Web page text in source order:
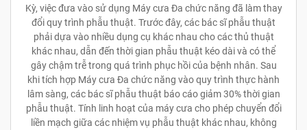
Kỳ, việc đưa vào sử dụng Máy cưa Đa chức năng đã làm thay
đổi quy trình phẫu thuật. Trước đây, các bác sĩ phẫu thuật
phải dựa vào nhiều dụng cụ khác nhau cho các thủ thuật
khác nhau, dẫn đến thời gian phẫu thuật kéo dài và có thể
gây chậm trễ trong quá trình phục hồi của bệnh nhân. Sau
khi tích hợp Máy cưa Đa chức năng vào quy trình thực hành
lâm sàng, các bác sĩ phẫu thuật báo cáo giảm 30% thời gian
phẫu thuật. Tính linh hoạt của máy cưa cho phép chuyển đổi
liền mạch giữa các nhiệm vụ phẫu thuật khác nhau, không